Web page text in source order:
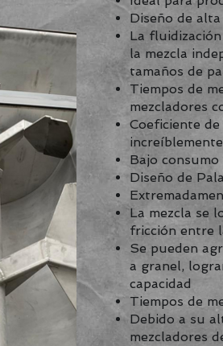
Diseño de
La
la mezcla
tamaños de
Tiempos de
mezcladores
Coeficiente
Bajo
Diseño de
La mezcla se
fricción entre
Se pueden
a granel,
capacidad
Tiempos de
Debido a su
mezcladores